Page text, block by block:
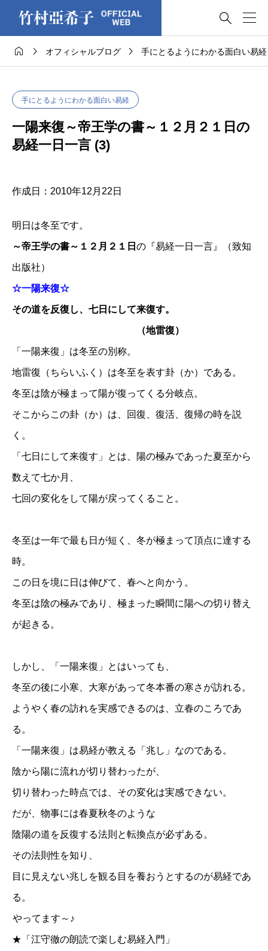

  オフィシャルブログ  手にとるようにわかる面白い易経
手にとるようにわかる面白い易経
一陽来復～帝王学の書～１２月２１日の
易経一日一言 (3)
作成日：2010年12月22日
明日は冬至です。
～帝王学の書～１２月２１日 の『易経一日一言』（致知
出版社）
☆一陽来復☆
その道を反復し、七日にして来復す。
（地雷復）
「一陽来復」は冬至の別称。
地雷復（ちらいふく）は冬至を表す卦（か）である。
冬至は陰が極まって陽が復ってくる分岐点。
そこからこの卦（か）は、回復、復活、復帰の時を説
く。
「七日にして来復す」とは、陽の極みであった夏至から
数えて七か月、
七回の変化をして陽が戻ってくること。
冬至は一年で最も日が短く、冬が極まって頂点に達する
時。
この日を境に日は伸びて、春へと向かう。
冬至は陰の極みであり、極まった瞬間に陽への切り替え
が起きる。
しかし、「一陽来復」とはいっても、
冬至の後に小寒、大寒があって冬本番の寒さが訪れる。
ようやく春の訪れを実感できるのは、立春のころであ
る。
「一陽来復」は易経が教える「兆し」なのである。
陰から陽に流れが切り替わったが、
切り替わった時点では、その変化は実感できない。
だが、物事には春夏秋冬のような
陰陽の道を反復する法則と転換点が必ずある。
その法則性を知り、
目に見えない兆しを観る目を養おうとするのが易経であ
る。
やってます～♪
★「江守徹の朗読で楽しむ易経入門」